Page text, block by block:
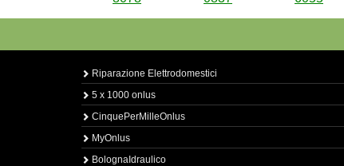
Riparazione Elettrodomestici
5 x 1000 onlus
CinquePerMilleOnlus
MyOnlus
BolognaIdraulico